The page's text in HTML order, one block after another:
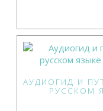
АУДИОГИД И
РУССКОМ